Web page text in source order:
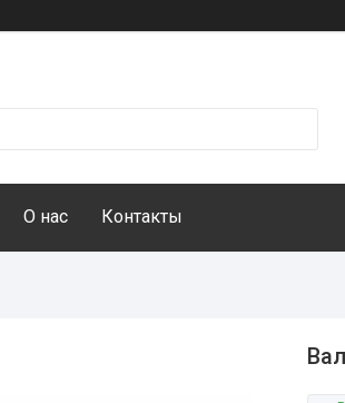
О нас Контакты